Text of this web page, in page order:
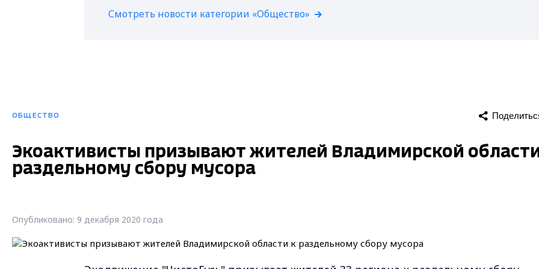
Смотреть новости категории «Общество»
ОБЩЕСТВО
Экоактивисты призывают жителей Владимирской
раздельному сбору мусора
Опубликовано: 9 декабря 2020 года